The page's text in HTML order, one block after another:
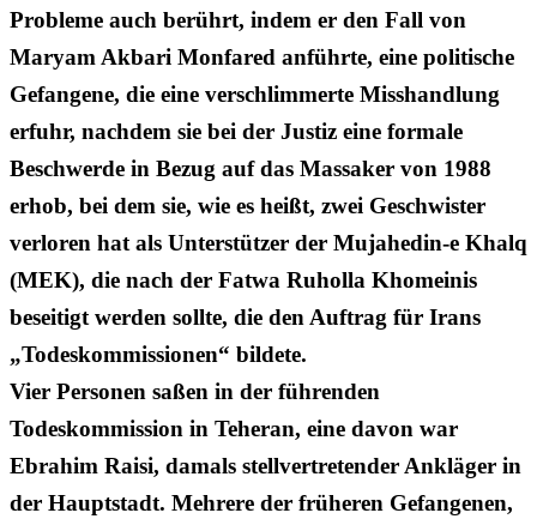
Probleme auch berührt, indem er den Fall von
Maryam Akbari Monfared anführte, eine politische
Gefangene, die eine verschlimmerte Misshandlung
erfuhr, nachdem sie bei der Justiz eine formale
Beschwerde in Bezug auf das Massaker von 1988
erhob, bei dem sie, wie es heißt, zwei Geschwister
verloren hat als Unterstützer der Mujahedin-e Khalq
(MEK), die nach der Fatwa Ruholla Khomeinis
beseitigt werden sollte, die den Auftrag für Irans
„Todeskommissionen“ bildete.
Vier Personen saßen in der führenden
Todeskommission in Teheran, eine davon war
Ebrahim Raisi, damals stellvertretender Ankläger in
der Hauptstadt. Mehrere der früheren Gefangenen,